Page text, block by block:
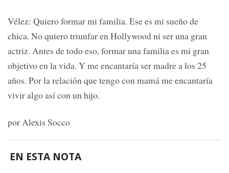
Vélez: Quiero formar mi familia. Ese es mi sueño de
chica. No quiero triunfar en Hollywood ni ser una gran
actriz. Antes de todo eso, formar una familia es mi gran
objetivo en la vida. Y me encantaría ser madre a los 25
años. Por la relación que tengo con mamá me encantaría
vivir algo así con un hijo.
por Alexis Socco
EN ESTA NOTA